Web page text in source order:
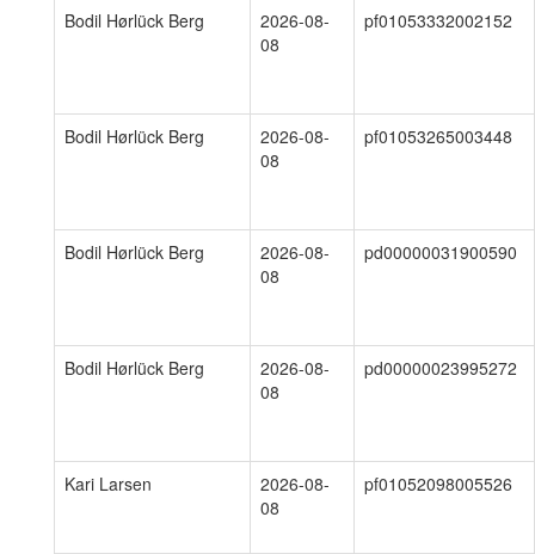
Bodil Hørlück Berg
2026-08-
08
pf01053332002152
Bodil Hørlück Berg
2026-08-
08
pf01053265003448
Bodil Hørlück Berg
2026-08-
08
pd00000031900590
Bodil Hørlück Berg
2026-08-
08
pd00000023995272
Kari Larsen
2026-08-
08
pf01052098005526